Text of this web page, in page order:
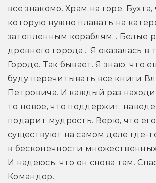
все знакомо. Храм на горе. Бухта,
которую нужно плавать на
затопленным кораблям... Белые
древнего города... Я оказалась в
Городе. Так бывает. Я знаю, что
буду перечитывать все книги
Петровича. И каждый раз
то новое, что поддержит,
подарит мудрость. Верю, что
существуют на самом деле где-
в бесконечности
И надеюсь, что он снова там.
Командор.